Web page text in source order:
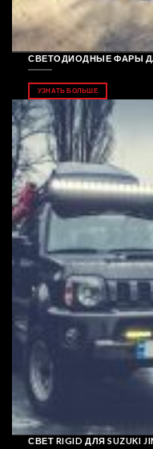
СВЕТОДИОДНЫЕ ФАРЫ ДЛЯ
УЗНАТЬ БОЛЬШЕ
СВЕТ RIGID ДЛЯ SUZUKI